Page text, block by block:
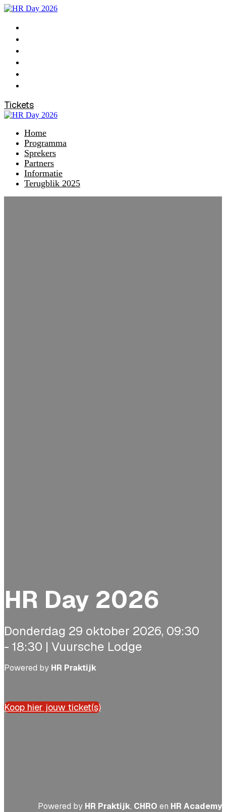
Tickets
Home
Programma
Sprekers
Partners
Informatie
Terugblik 2025
HR Day 2026
Donderdag 29 oktober 2026, 09:30
- 18:30 | Vuursche Lodge
Powered by HR Praktijk
Koop hier jouw ticket(s)
Powered by HR Praktijk, CHRO en HR Academy